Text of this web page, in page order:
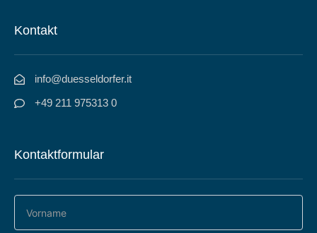
Kontakt
info@duesseldorfer.it
+49 211 975313 0
Kontaktformular